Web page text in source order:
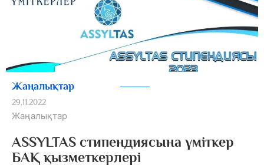
Жаңалықтар
29.11.2022
Жаңалықтар
ASSYLTAS стипендиясына үміткер
БАҚ қызметкерлері